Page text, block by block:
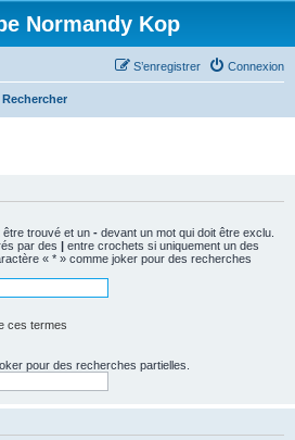
Normandy Kop
Connexion
S’enregistrer
Rechercher
être trouvé et un - devant un mot qui doit être exclu.
par des | entre crochets si uniquement un des
« * » comme joker pour des recherches
ces termes
pour des recherches partielles.